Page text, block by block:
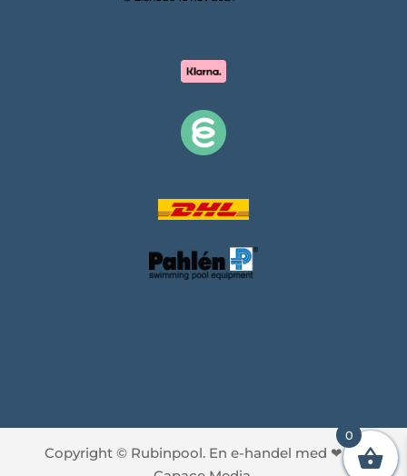
Copyright © Rubinpool. En e-handel med ❤av
0